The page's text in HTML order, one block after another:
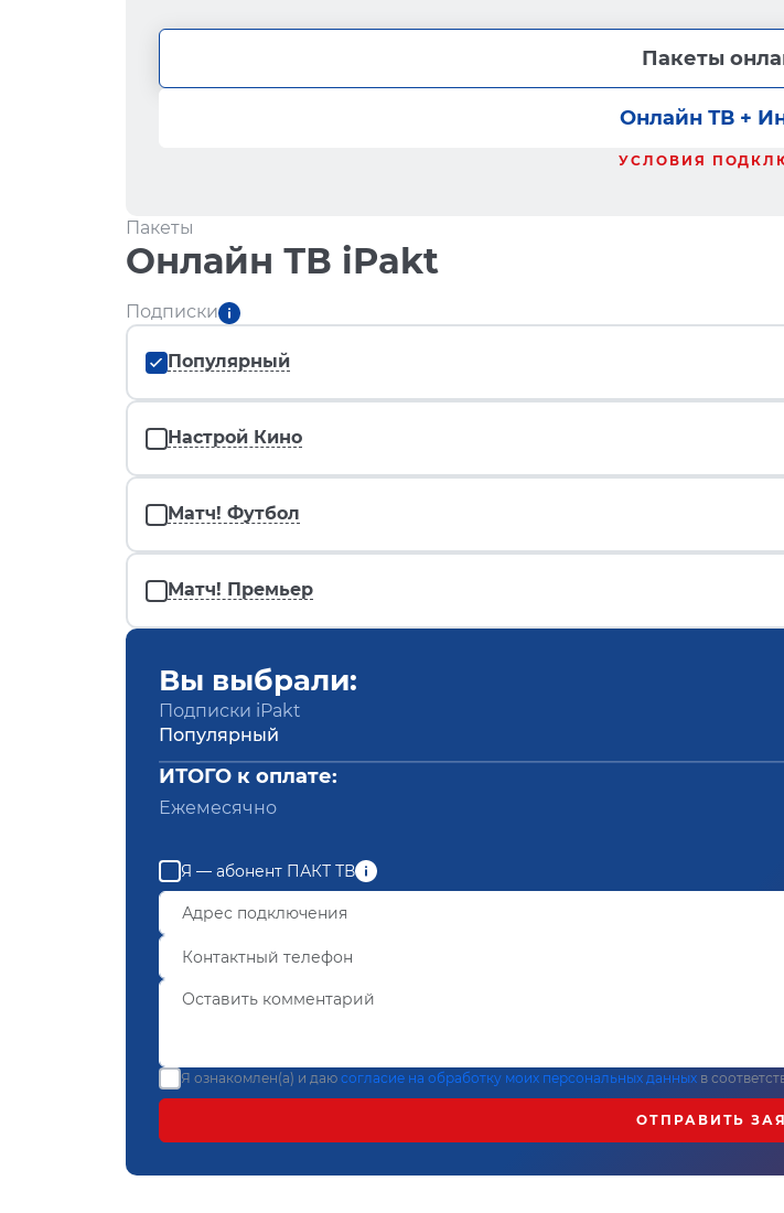
Пакеты
Онлайн ТВ +
УСЛОВИЯ
Пакеты
Онлайн ТВ iPakt
Подписки
Популярный
Настрой Кино
Матч! Футбол
Матч! Премьер
Вы выбрали:
Подписки iPakt
Популярный
ИТОГО к оплате:
Ежемесячно
Я — абонент ПАКТ ТВ
Я ознакомлен(а) и даю согласие на обработку моих персональных данных в
ОТПРАВИТЬ